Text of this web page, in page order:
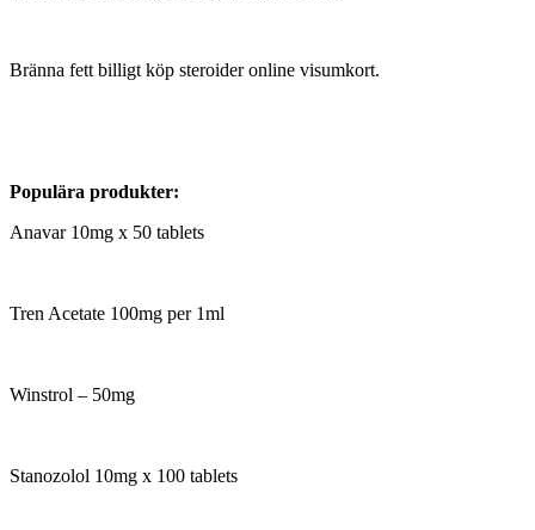
Bränna fett billigt köp steroider online visumkort.
Populära produkter:
Anavar 10mg x 50 tablets
Tren Acetate 100mg per 1ml
Winstrol – 50mg
Stanozolol 10mg x 100 tablets